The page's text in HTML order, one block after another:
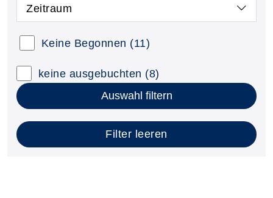
Zeitraum
Keine Begonnen (11)
keine ausgebuchten (8)
Auswahl filtern
Filter leeren